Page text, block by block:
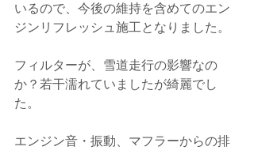
いるので、今後の維持を含めてのエン
ジンリフレッシュ施工となりました。
フィルターが、雪道走行の影響なの
か？若干濡れていましたが綺麗でし
た。
エンジン音・振動、マフラーからの排